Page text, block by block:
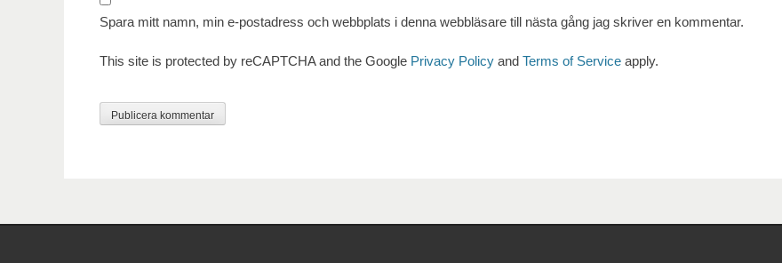
Spara mitt namn, min e-postadress och webbplats i denna webbläsare till nästa gång jag skriver en kommentar.
This site is protected by reCAPTCHA and the Google Privacy Policy and Terms of Service apply.